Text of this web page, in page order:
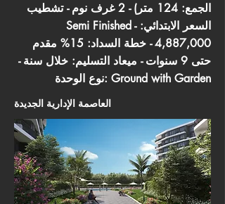
الجمع: 124 متر) - 2 غرف نوم - تشطيب
Semi Finished - السعر الابتدائي:
4,887,000 - خطة السداد: 15% مقدم
حتى 9 سنوات - ميعاد التسليم: خلال سنة -
نوع الوحدة: Ground with Garden
العاصمة الإدارية الجديدة